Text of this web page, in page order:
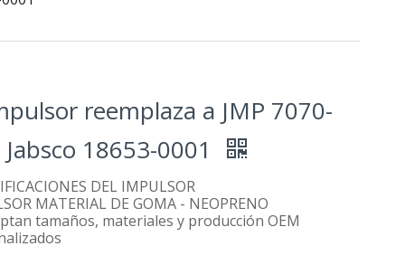
reemplaza a JMP 7070-
18653-0001
DEL IMPULSOR
MATERIAL DE GOMA - NEOPRENO
tamaños, materiales y producción OEM